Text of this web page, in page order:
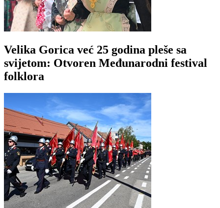
Velika Gorica već 25 godina pleše sa
svijetom: Otvoren Međunarodni festival
folklora